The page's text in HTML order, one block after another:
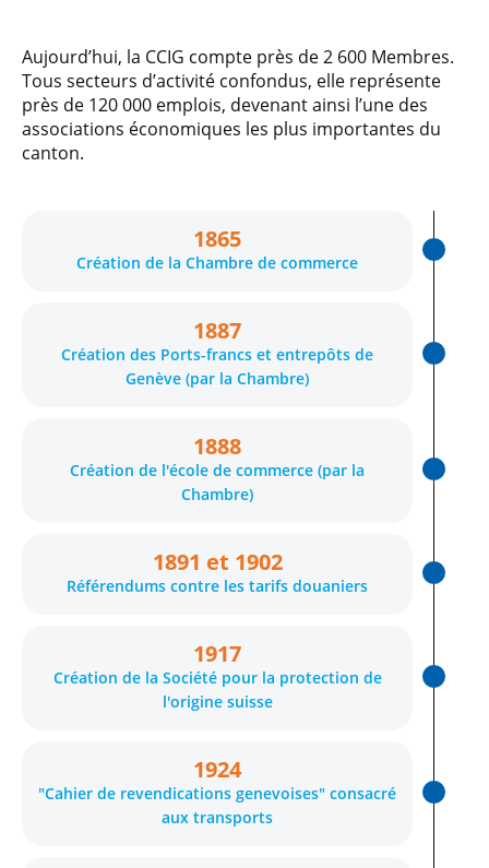
Aujourd’hui, la CCIG compte près de 2 600 Membres.
Tous secteurs d’activité confondus, elle représente
près de 120 000 emplois, devenant ainsi l’une des
associations économiques les plus importantes du
canton.
1865
Création de la Chambre de commerce
1887
Création des Ports-francs et entrepôts de
Genève (par la Chambre)
1888
Création de l'école de commerce (par la
Chambre)
1891 et 1902
Référendums contre les tarifs douaniers
1917
Création de la Société pour la protection de
l'origine suisse
1924
"Cahier de revendications genevoises" consacré
aux transports